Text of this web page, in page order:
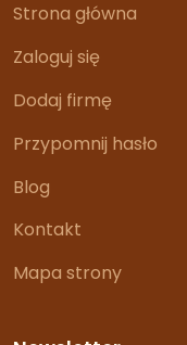
Strona główna
Zaloguj się
Dodaj firmę
Przypomnij hasło
Blog
Kontakt
Mapa strony